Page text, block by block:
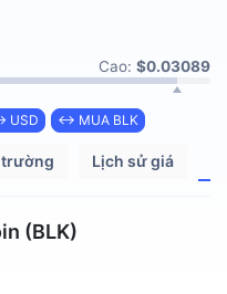
Cao: $0.03089
USD ↔ MUA BLK
Lịch sử giá
(BLK)